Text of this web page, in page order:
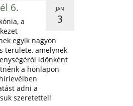
JAN
3
6.
a
egyik nagyon
területe, amelynek
időnként
a honlapon
adni a
szeretettel!